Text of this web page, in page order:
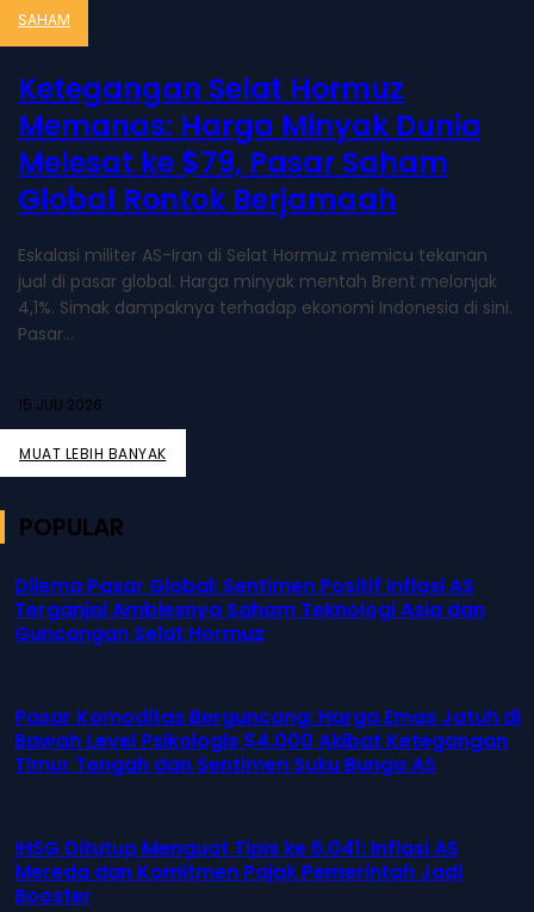
SAHAM
Ketegangan Selat Hormuz
Memanas: Harga Minyak Dunia
Melesat ke $79, Pasar Saham
Global Rontok Berjamaah
Eskalasi militer AS-Iran di Selat Hormuz memicu tekanan
jual di pasar global. Harga minyak mentah Brent melonjak
4,1%. Simak dampaknya terhadap ekonomi Indonesia di sini.
Pasar...
15 JULI 2026
MUAT LEBIH BANYAK
POPULAR
Dilema Pasar Global: Sentimen Positif Inflasi AS
Terganjal Amblesnya Saham Teknologi Asia dan
Guncangan Selat Hormuz
Pasar Komoditas Berguncang: Harga Emas Jatuh di
Bawah Level Psikologis $4.000 Akibat Ketegangan
Timur Tengah dan Sentimen Suku Bunga AS
IHSG Ditutup Menguat Tipis ke 6.041: Inflasi AS
Mereda dan Komitmen Pajak Pemerintah Jadi
Booster